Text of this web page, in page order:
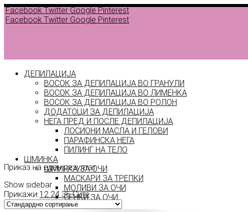
Facebook Twitter Google Pinterest
Facebook Twitter Google Pinterest
ДЕПИЛАЦИЈА
ВОСОК ЗА ДЕПИЛАЦИЈА ВО ГРАНУЛИ
ВОСОК ЗА ДЕПИЛАЦИЈА ВО ЛИМЕНКА
ВОСОК ЗА ДЕПИЛАЦИЈА ВО РОЛОН
ДОДАТОЦИ ЗА ДЕПИЛАЦИЈА
НЕГА ПРЕД И ПОСЛЕ ДЕПИЛАЦИЈА
ЛОСИОНИ МАСЛА И ГЕЛОВИ
ПАРАФИНСКА НЕГА
ПИЛИНГ НА ТЕЛО
ШМИНКА
ШМИНКА ЗА ОЧИ
МАСКАРИ ЗА ТРЕПКИ
МОЛИВИ ЗА ОЧИ
СЕНКИ ЗА ОЧИ
ТУШ ЗА ОЧИ
Приказ на еден резултат
Show sidebar
Прикажи 12 24 36 Сите